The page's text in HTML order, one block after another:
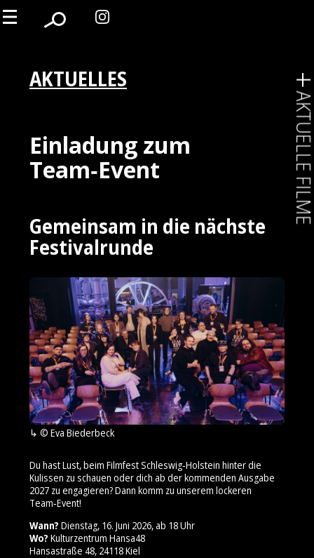
AKTUELLES
Einladung zum
Team‑Event
Gemeinsam in die nächste
Festivalrunde
© Eva Biederbeck
Du hast Lust, beim Filmfest Schleswig‑Holstein hinter die
Kulissen zu schauen oder dich ab der kommenden Ausgabe
2027 zu engagieren? Dann komm zu unserem lockeren
Team‑Event!
Wann? Dienstag, 16. Juni 2026, ab 18 Uhr
Wo? Kulturzentrum Hansa48
Hansastraße 48, 24118 Kiel